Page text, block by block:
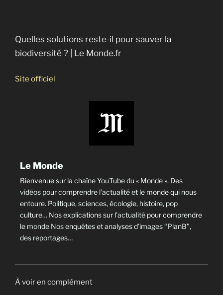
Quelles solutions reste-il pour sauver la
biodiversité ? | Le Monde.fr
Site officiel
Le Monde
Bienvenue sur la chaîne YouTube du « Monde ». Des
vidéos pour comprendre l’actualité et le monde qui nous
entoure. Politique, sciences, écologie, histoire, pop
culture… Nos explications sur l’actualité pour comprendre
le monde Nos enquêtes et analyses d’images “PlanB”,
des reportages…
À voir en complément